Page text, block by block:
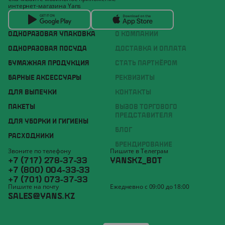
ОДНОРАЗОВАЯ УПАКОВКА
ОДНОРАЗОВАЯ ПОСУДА
БУМАЖНАЯ ПРОДУКЦИЯ
БАРНЫЕ АКСЕССУАРЫ
ДЛЯ ВЫПЕЧКИ
ПАКЕТЫ
ДЛЯ УБОРКИ И ГИГИЕНЫ
РАСХОДНИКИ
О КОМПАНИИ
ДОСТАВКА И ОПЛАТА
СТАТЬ ПАРТНЁРОМ
РЕКВИЗИТЫ
КОНТАКТЫ
ВЫЗОВ ТОРГОВОГО
ПРЕДСТАВИТЕЛЯ
БЛОГ
БРЕНДИРОВАНИЕ
интернет-магазина Yans
Звоните по телефону
+7 (717) 278-37-33
+7 (800) 004-33-33
+7 (701) 073-37-33
Пишите в Телеграм
YANSKZ_BOT
Пишите на почту
SALES@YANS.KZ
Ежедневно с 09:00 до 18:00